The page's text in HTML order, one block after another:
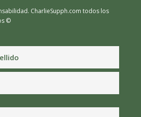
CharlieSupph.com todos los
©